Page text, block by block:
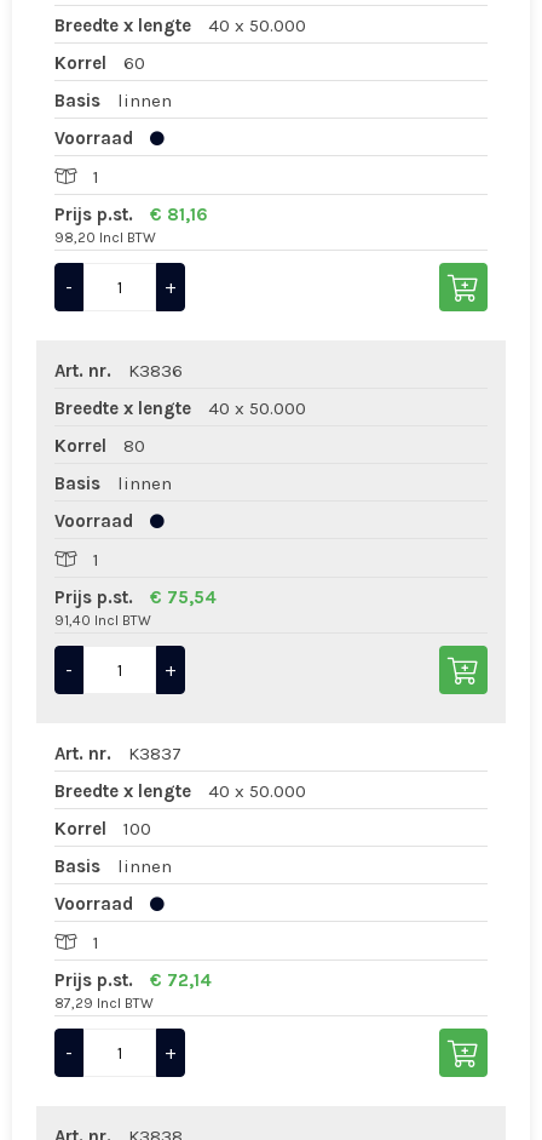
Breedte x lengte
40 x 50.000
Korrel
60
Basis
linnen
Voorraad
1
Prijs p.st.
€ 81,16
98,20 Incl BTW
- +
Art. nr.
K3836
Breedte x lengte
40 x 50.000
Korrel
80
Basis
linnen
Voorraad
1
Prijs p.st.
€ 75,54
91,40 Incl BTW
- +
Art. nr.
K3837
Breedte x lengte
40 x 50.000
Korrel
100
Basis
linnen
Voorraad
1
Prijs p.st.
€ 72,14
87,29 Incl BTW
- +